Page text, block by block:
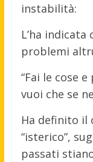
instabilità:
L’ha
problemi
“Fai le cose
vuoi che se
Ha definito il
“isterico”,
passati